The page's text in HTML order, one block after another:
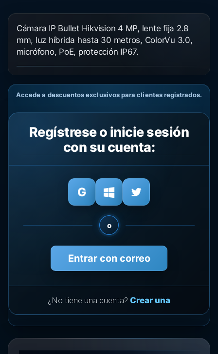
Cámara IP Bullet Hikvision 4 MP, lente fija 2.8
mm, luz híbrida hasta 30 metros, ColorVu 3.0,
micrófono, PoE, protección IP67.
Accede a descuentos exclusivos para clientes registrados.
Regístrese o inicie sesión
con su cuenta:
o
Entrar con correo
¿No tiene una cuenta? Crear una